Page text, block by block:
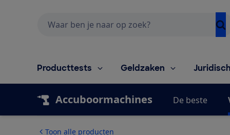
Producttests Geldzaken
Accuboormachines De beste
Toon alle producten